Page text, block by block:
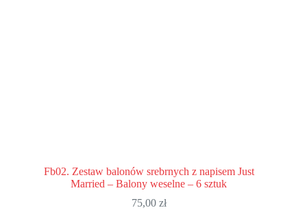
Fb02. Zestaw balonów srebrnych z napisem Just
Married – Balony weselne – 6 sztuk
75,00 zł